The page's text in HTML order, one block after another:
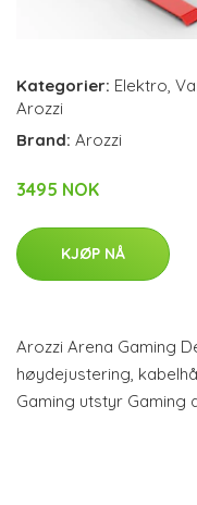
Kategorier: Elektro
Arozzi
Brand: Arozzi
3495 NOK
KJØP NÅ
Arozzi Arena Gaming
høydejustering,
Gaming utstyr Gaming